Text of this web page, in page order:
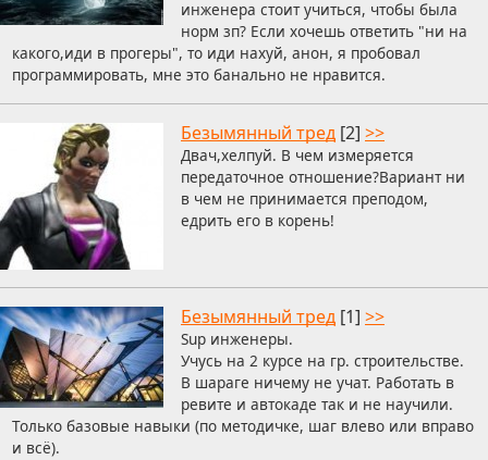
инженера стоит учиться, чтобы была
норм зп? Если хочешь ответить "ни на
какого,иди в прогеры", то иди нахуй, анон, я пробовал
программировать, мне это банально не нравится.
Безымянный тред [2] >>
Двач,хелпуй. В чем измеряется
передаточное отношение?Вариант ни
в чем не принимается преподом,
едрить его в корень!
Безымянный тред [1] >>
Sup инженеры.
Учусь на 2 курсе на гр. строительстве.
В шараге ничему не учат. Работать в
ревите и автокаде так и не научили.
Только базовые навыки (по методичке, шаг влево или вправо
и всё).